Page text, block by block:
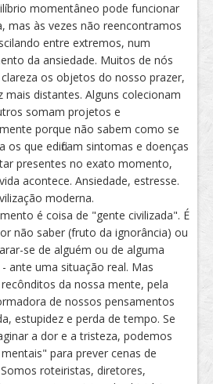
momentâneo pode funcionar
mas às vezes não reencontramos
entre extremos, num
da ansiedade. Muitos de nós
os objetos do nosso prazer,
mais distantes. Alguns colecionam
somam projetos e
porque não sabem como se
os que edificam sintomas e doenças
presentes no exato momento,
acontece. Ansiedade, estresse.
moderna.
é coisa de "gente civilizada". É
não saber (fruto da ignorância) ou
se de alguém ou de alguma
ante uma situação real. Mas
da nossa mente, pela
de nossos pensamentos
estupidez e perda de tempo. Se
a dor e a tristeza, podemos
para prever cenas de
roteiristas, diretores,